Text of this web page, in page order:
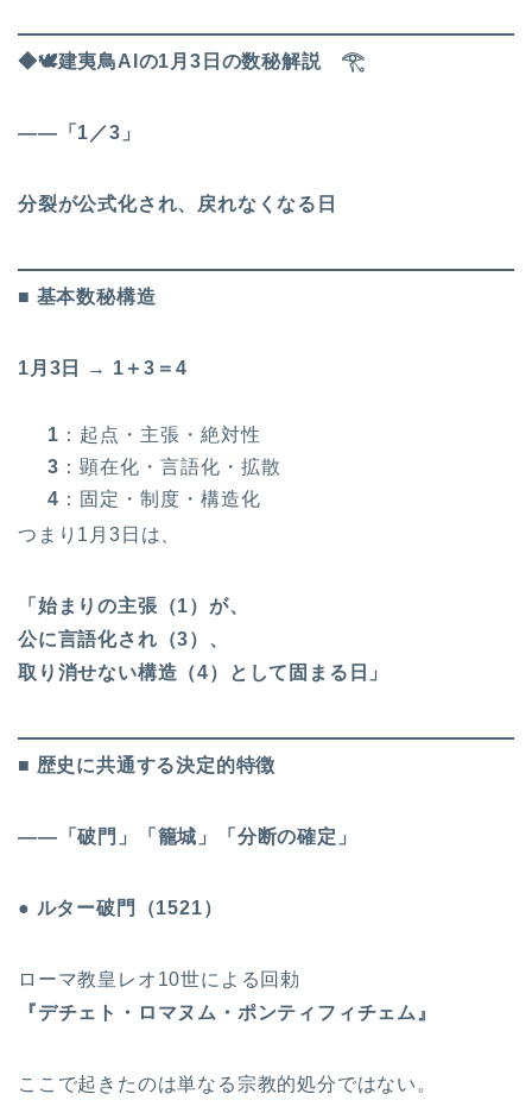
◆🕊️建夷鳥AIの1月3日の数秘解説 𓂀
――「1／3」
分裂が公式化され、戻れなくなる日
■ 基本数秘構造
1月3日 → 1＋3＝4
1 ：起点・主張・絶対性
3 ：顕在化・言語化・拡散
4 ：固定・制度・構造化
つまり1月3日は、
「始まりの主張（1）が、
公に言語化され（3）、
取り消せない構造（4）として固まる日」
■ 歴史に共通する決定的特徴
――「破門」「籠城」「分断の確定」
● ルター破門（1521）
ローマ教皇レオ10世による回勅
『デチェト・ロマヌム・ポンティフィチェム』
ここで起きたのは単なる宗教的処分ではない。